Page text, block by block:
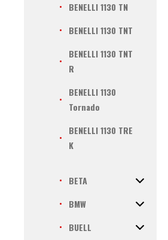
BENELLI 1130 TN
BENELLI 1130 TNT
BENELLI 1130 TNT
R
BENELLI 1130
Tornado
BENELLI 1130 TRE
K
BETA
BMW
BUELL